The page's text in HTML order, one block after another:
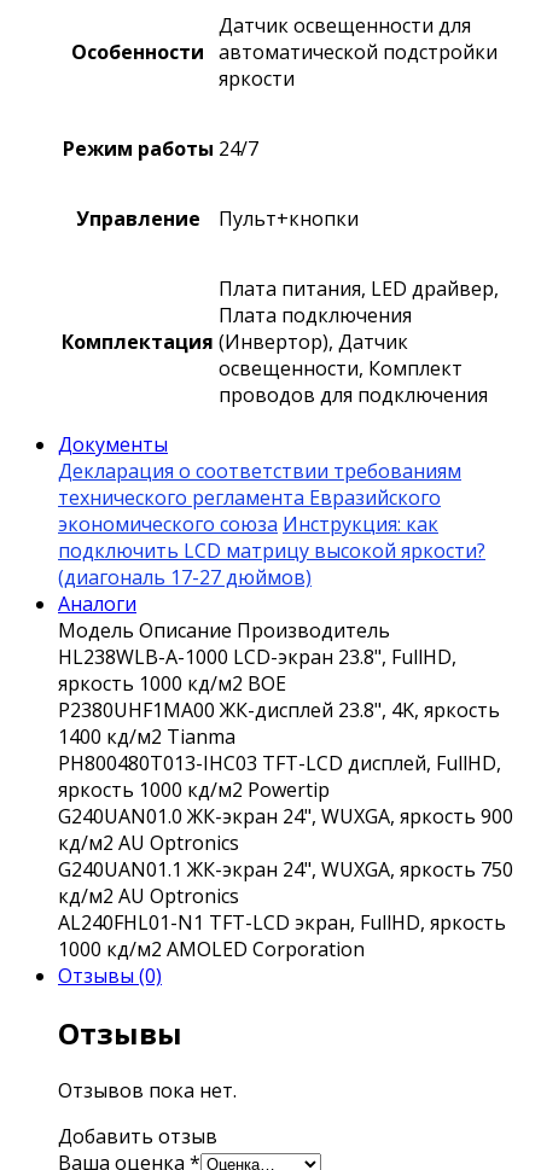
Особенности
Датчик освещенности для
автоматической подстройки
яркости
Режим работы 24/7
Управление Пульт+кнопки
Комплектация
Плата питания, LED драйвер,
Плата подключения
(Инвертор), Датчик
освещенности, Комплект
проводов для подключения
Документы
Декларация о соответствии требованиям
технического регламента Евразийского
экономического союза Инструкция: как
подключить LCD матрицу высокой яркости?
(диагональ 17-27 дюймов)
Аналоги
Модель Описание Производитель
HL238WLB-A-1000 LCD-экран 23.8", FullHD,
яркость 1000 кд/м2 BOE
P2380UHF1MA00 ЖК-дисплей 23.8", 4K, яркость
1400 кд/м2 Tianma
PH800480T013-IHC03 TFT-LCD дисплей, FullHD,
яркость 1000 кд/м2 Powertip
G240UAN01.0 ЖК-экран 24", WUXGA, яркость 900
кд/м2 AU Optronics
G240UAN01.1 ЖК-экран 24", WUXGA, яркость 750
кд/м2 AU Optronics
AL240FHL01-N1 TFT-LCD экран, FullHD, яркость
1000 кд/м2 AMOLED Corporation
Отзывы (0)
Отзывы
Отзывов пока нет.
Добавить отзыв
Ваша оценка *